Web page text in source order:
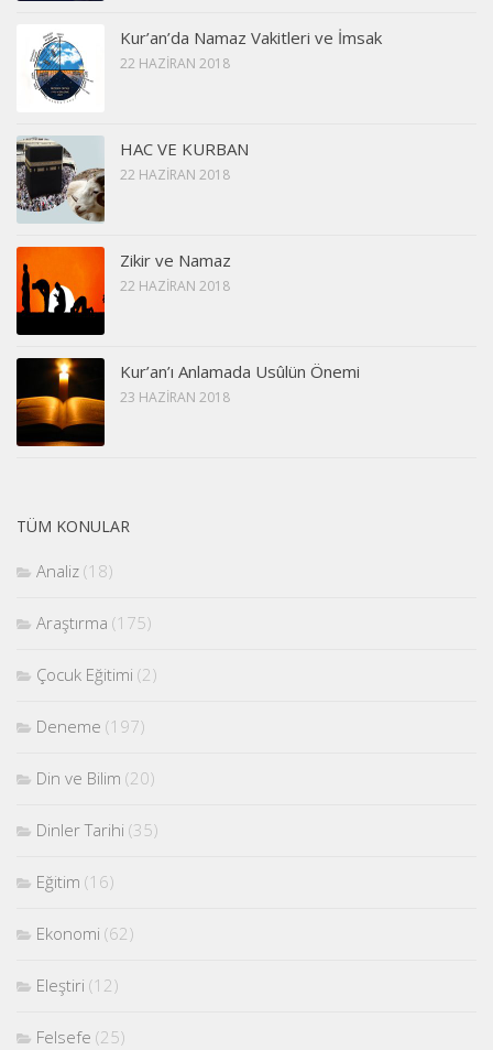
Kur’an’da Namaz Vakitleri ve İmsak
22 HAZIRAN 2018
HAC VE KURBAN
22 HAZIRAN 2018
Zikir ve Namaz
22 HAZIRAN 2018
Kur’an’ı Anlamada Usûlün Önemi
23 HAZIRAN 2018
TÜM KONULAR
Analiz (18)
Araştırma (175)
Çocuk Eğitimi (2)
Deneme (197)
Din ve Bilim (20)
Dinler Tarihi (35)
Eğitim (16)
Ekonomi (62)
Eleştiri (12)
Felsefe (25)